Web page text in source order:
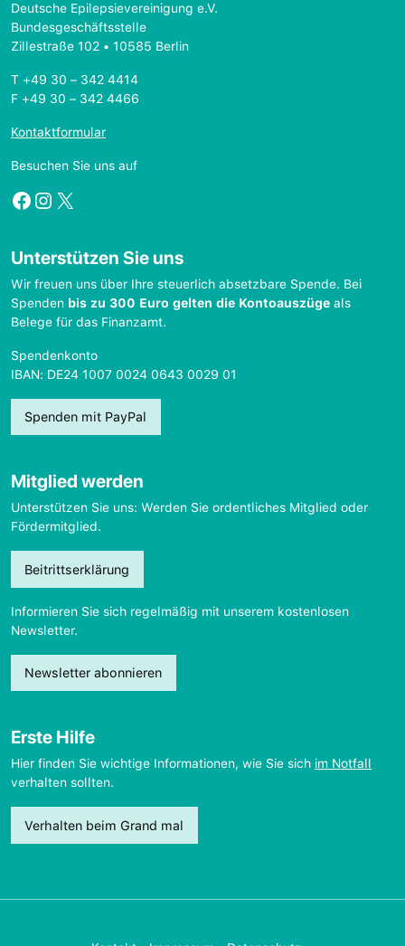
Deutsche Epilepsievereinigung e.V.
Bundesgeschäftsstelle
Zillestraße 102 • 10585 Berlin
T +49 30 – 342 4414
F +49 30 – 342 4466
Kontaktformular
Besuchen Sie uns auf
Facebook
Instagram
X
Unterstützen Sie uns
Wir freuen uns über Ihre steuerlich absetzbare Spende. Bei
Spenden bis zu 300 Euro gelten die Kontoauszüge als
Belege für das Finanzamt.
Spendenkonto
IBAN: DE24 1007 0024 0643 0029 01
Spenden mit PayPal
Mitglied werden
Unterstützen Sie uns: Werden Sie ordentliches Mitglied oder
Fördermitglied.
Beitrittserklärung
Informieren Sie sich regelmäßig mit unserem kostenlosen
Newsletter.
Newsletter abonnieren
Erste Hilfe
Hier finden Sie wichtige Informationen, wie Sie sich im Notfall
verhalten sollten.
Verhalten beim Grand mal